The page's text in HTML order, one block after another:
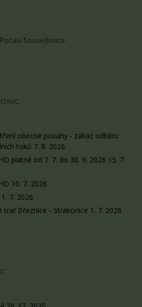
obecné povahy - zákaz odběru
toků 7. 8. 2026
platné od 7. 7. do 30. 9. 2026 15. 7.
10. 7. 2026
1. 7. 2026
trať Březnice - Strakonice 1. 7. 2026